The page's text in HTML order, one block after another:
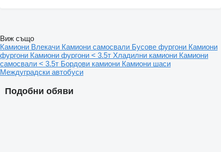
Подобни обяви
Виж също
Камиони Влекачи Камиони самосвали Бусове фургони Камиони
фургони Камиони фургони < 3.5т Хладилни камиони Камиони
самосвали < 3.5т Бордови камиони Камиони шаси
Междуградски автобуси